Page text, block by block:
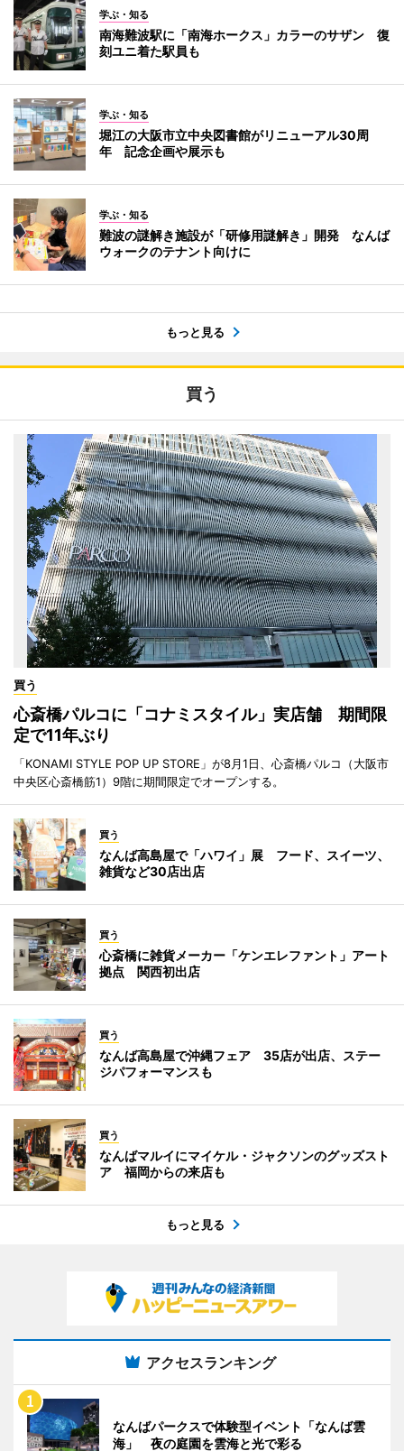
学ぶ・知る
南海難波駅に「南海ホークス」カラーのサザン 復
刻ユニ着た駅員も
学ぶ・知る
堀江の大阪市立中央図書館がリニューアル30周
年 記念企画や展示も
学ぶ・知る
難波の謎解き施設が「研修用謎解き」開発 なんば
ウォークのテナント向けに
もっと見る
買う
買う
心斎橋パルコに「コナミスタイル」実店舗 期間限
定で11年ぶり
「KONAMI STYLE POP UP STORE」が8月1日、心斎橋パルコ（大阪市
中央区心斎橋筋1）9階に期間限定でオープンする。
買う
なんば高島屋で「ハワイ」展 フード、スイーツ、
雑貨など30店出店
買う
心斎橋に雑貨メーカー「ケンエレファント」アート
拠点 関西初出店
買う
なんば高島屋で沖縄フェア 35店が出店、ステー
ジパフォーマンスも
買う
なんばマルイにマイケル・ジャクソンのグッズスト
ア 福岡からの来店も
もっと見る
アクセスランキング
なんばパークスで体験型イベント「なんば雲
海」 夜の庭園を雲海と光で彩る